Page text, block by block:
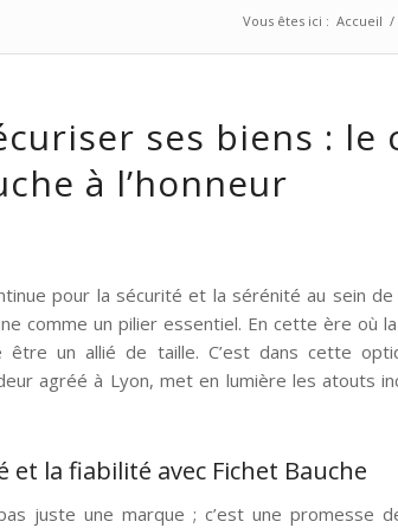
Vous êtes ici : Accueil /
ses biens :
à l’honneur
pour la sécurité et la sérénité au sein
comme un pilier essentiel. En cette ère où
être un allié de taille. C’est dans cette
agréé à Lyon, met en lumière les atouts
et la fiabilité avec Fichet Bauche
juste une marque ; c’est une promesse